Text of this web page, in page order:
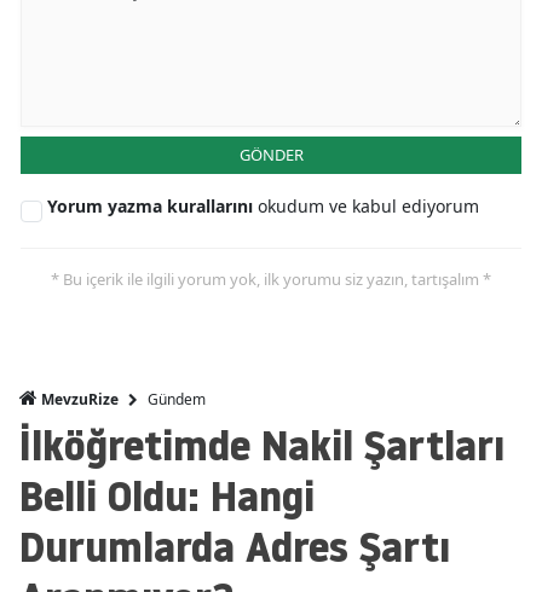
GÖNDER
Yorum yazma kurallarını okudum ve kabul ediyorum
* Bu içerik ile ilgili yorum yok, ilk yorumu siz yazın, tartışalım *
MevzuRize Gündem
İlköğretimde Nakil Şartları
Belli Oldu: Hangi
Durumlarda Adres Şartı